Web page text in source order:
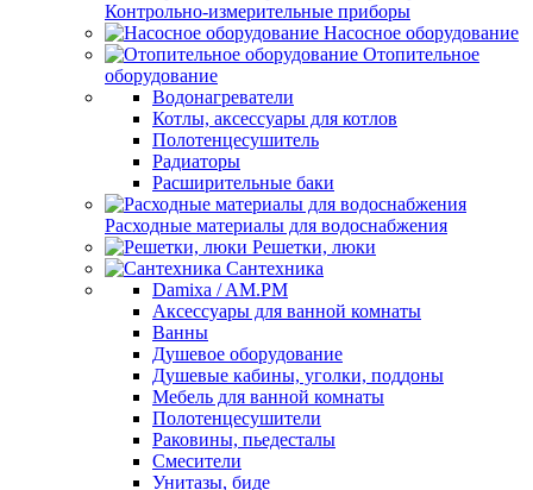
Контрольно-измерительные приборы
Насосное оборудование
Отопительное
оборудование
Водонагреватели
Котлы, аксессуары для котлов
Полотенцесушитель
Радиаторы
Расширительные баки
Расходные материалы для водоснабжения
Решетки, люки
Сантехника
Damixa / AM.PM
Аксессуары для ванной комнаты
Ванны
Душевое оборудование
Душевые кабины, уголки, поддоны
Мебель для ванной комнаты
Полотенцесушители
Раковины, пьедесталы
Смесители
Унитазы, биде